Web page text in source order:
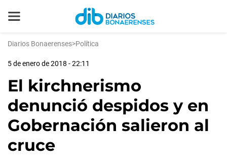
Diarios Bonaerenses>Política
5 de enero de 2018 - 22:11
El kirchnerismo
denunció despidos y en
Gobernación salieron al
cruce